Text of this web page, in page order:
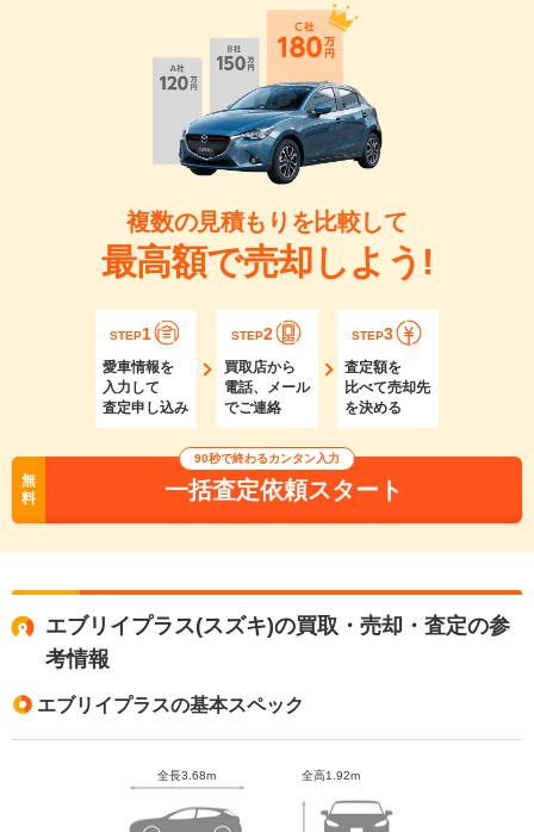
複数の見積もりを比較して
最高額で売却しよう!
STEP1
愛車情報を
入力して
査定申し込み
STEP2
買取店から
電話、メール
でご連絡
STEP3
査定額を
比べて売却先
を決める
無
料
90秒で終わるカンタン入力
一括査定依頼スタート
エブリイプラス(スズキ)の買取・売却・査定の参
考情報
エブリイプラスの基本スペック
全長3.68m 全高1.92m